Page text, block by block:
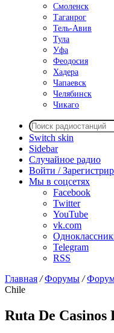
Смоленск
Таганрог
Тель-Авив
Тула
Уфа
Феодосия
Хадера
Чапаевск
Челябинск
Чикаго
Switch skin
Sidebar
Случайное радио
Войти /
Мы в соцсетях
Facebook
Twitter
YouTube
vk.com
Telegram
RSS
Главная / Форумы /
Chile
Ruta De Casinos